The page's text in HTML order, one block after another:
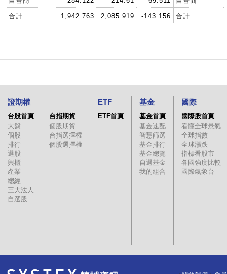
合計 1,942.763 2,085.919 -143.156 合計
證期權
台股首頁
大盤
個股
排行
選股
興櫃
產業
總經
三大法人
自選股
台指期貨
個股期貨
台指選擇權
個股選擇權
ETF
ETF首頁
基金
基金首頁
基金速配
智慧篩選
基金排行
基金總覽
自選基金
我的組合
國際
國際股首頁
看懂全球景氣
全球指數
全球漲跌
指標看股市
各國強度比較
國際氣象台